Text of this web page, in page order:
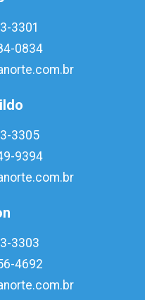
3301
0834
3305
9394
3303
4692